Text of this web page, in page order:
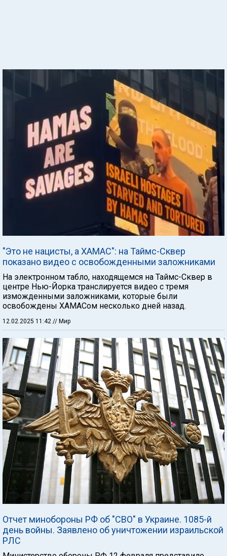
"Это не нацисты, а ХАМАС": на Таймс-Сквер
показано видео с освобожденными заложниками
На электронном табло, находящемся на Таймс-Сквер в
центре Нью-Йорка транслируется видео с тремя
изможденными заложниками, которые были
освобождены ХАМАСом несколько дней назад.
12.02.2025 11:42 // Мир
Отчет минобороны РФ об "СВО" в Украине. 1085-й
день войны. Заявлено об уничтожении израильской
РЛС